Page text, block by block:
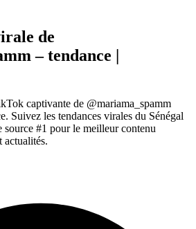
de
– tendance |
captivante de @mariama_spamm
Suivez les tendances virales du Sénégal
#1 pour le meilleur contenu
actualités.